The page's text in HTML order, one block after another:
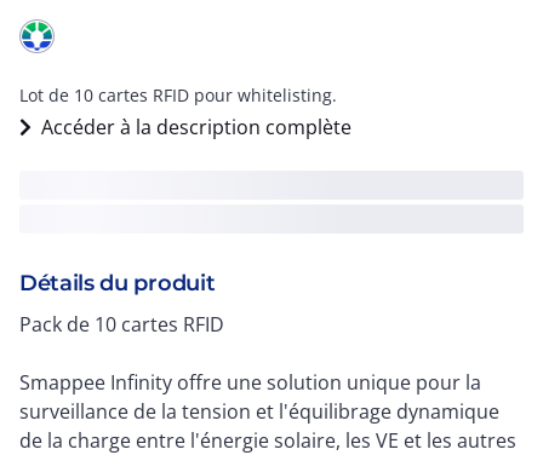
Lot de 10 cartes RFID pour whitelisting.
Accéder à la description complète
Détails du produit
Pack de 10 cartes RFID
Smappee Infinity offre une solution unique pour la
surveillance de la tension et l'équilibrage dynamique
de la charge entre l'énergie solaire, les VE et les autres